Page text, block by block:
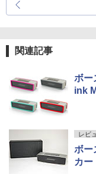
関連記事
ボー
ink
レビ
ボー
カー